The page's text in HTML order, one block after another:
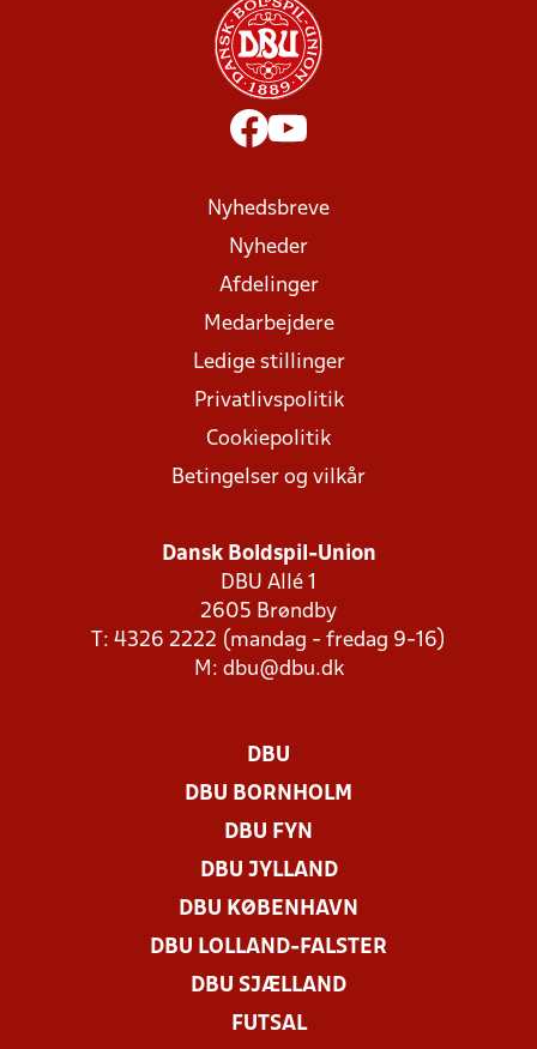
Nyhedsbreve
Nyheder
Afdelinger
Medarbejdere
Ledige stillinger
Privatlivspolitik
Cookiepolitik
Betingelser og vilkår
Dansk Boldspil-Union
DBU Allé 1
2605 Brøndby
T: 4326 2222 (mandag - fredag 9-16)
M: dbu@dbu.dk
DBU
DBU BORNHOLM
DBU FYN
DBU JYLLAND
DBU KØBENHAVN
DBU LOLLAND-FALSTER
DBU SJÆLLAND
FUTSAL